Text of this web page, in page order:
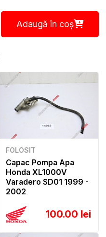
Adaugă în coș
FOLOSIT
Capac Pompa Apa
Honda XL1000V
Varadero SD01 1999 -
2002
100.00 lei